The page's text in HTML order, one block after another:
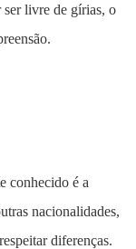
livre de gírias, o
conhecido é a
nacionalidades,
diferenças.